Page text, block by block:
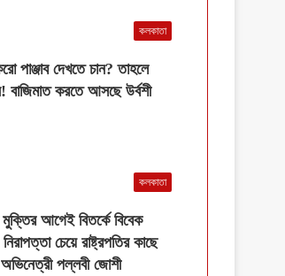
কলকাতা
দেখতে চান? তাহলে
বাজিমাত করতে আসছে উর্বশী
কলকাতা
আগেই বিতর্কে বিবেক
চেয়ে রাষ্ট্রপতির কাছে
অভিনেত্রী পল্লবী জোশী